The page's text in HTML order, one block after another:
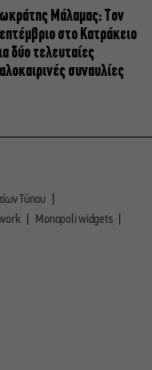
Μάλαμας: Τον
στο Κατράκειο
δύο τελευταίες
συναυλίες
Τύπου
Monopoli widgets